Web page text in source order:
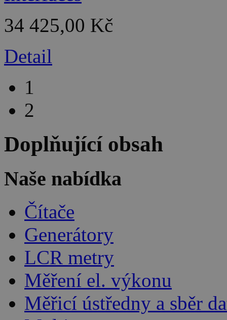
34 425,00 Kč
Detail
1
2
Doplňující obsah
Naše nabídka
Čítače
Generátory
LCR metry
Měření el. výkonu
Měřicí ústředny a sběr